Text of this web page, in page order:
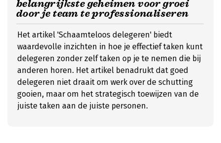
belangrijkste geheimen voor groei
door je team te professionaliseren
Het artikel 'Schaamteloos delegeren' biedt
waardevolle inzichten in hoe je effectief taken kunt
delegeren zonder zelf taken op je te nemen die bij
anderen horen. Het artikel benadrukt dat goed
delegeren niet draait om werk over de schutting
gooien, maar om het strategisch toewijzen van de
juiste taken aan de juiste personen.